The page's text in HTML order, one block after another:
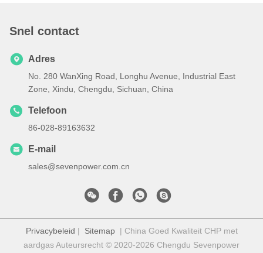
Snel contact
Adres
No. 280 WanXing Road, Longhu Avenue, Industrial East
Zone, Xindu, Chengdu, Sichuan, China
Telefoon
86-028-89163632
E-mail
sales@sevenpower.com.cn
Privacybeleid | Sitemap| China Goed Kwaliteit CHP met
aardgas Auteursrecht © 2020-2026 Chengdu Sevenpower